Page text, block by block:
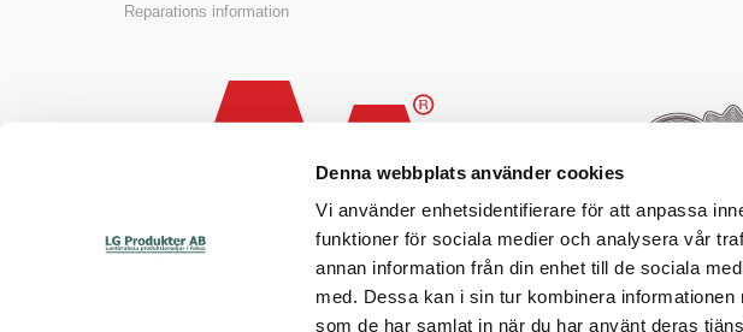
Denna webbplats använder cookies
Vi använder enhetsidentifierare för att anpassa
funktioner för sociala medier och analysera vår
annan information från din enhet till de sociala
med. Dessa kan i sin tur kombinera
som de har samlat in när du har använt deras
Reparations information